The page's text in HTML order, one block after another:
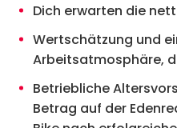
Dich erwarten die
Wertschätzung und
Arbeitsatmosphäre,
Betriebliche
Betrag auf der